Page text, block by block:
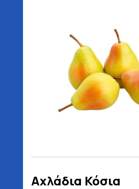
Αχλάδια Κόσια